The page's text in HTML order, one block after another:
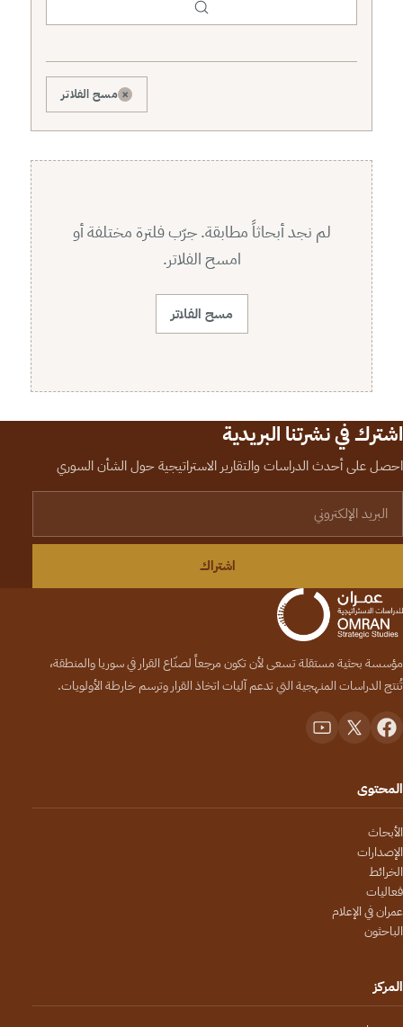
× مسح الفلاتر
لم نجد أبحاثاً مطابقة. جرّب فلترة مختلفة أو
امسح الفلاتر.
مسح الفلاتر
اشترك في نشرتنا البريدية
احصل على أحدث الدراسات والتقارير الاستراتيجية حول الشأن السوري
اشتراك
مؤسسة بحثية مستقلة تسعى لأن تكون مرجعاً لصنّاع القرار في سوريا والمنطقة،
تُنتج الدراسات المنهجية التي تدعم آليات اتخاذ القرار وترسم خارطة الأولويات.
المحتوى
الأبحاث
الإصدارات
الخرائط
فعاليات
عمران في الإعلام
الباحثون
المركز